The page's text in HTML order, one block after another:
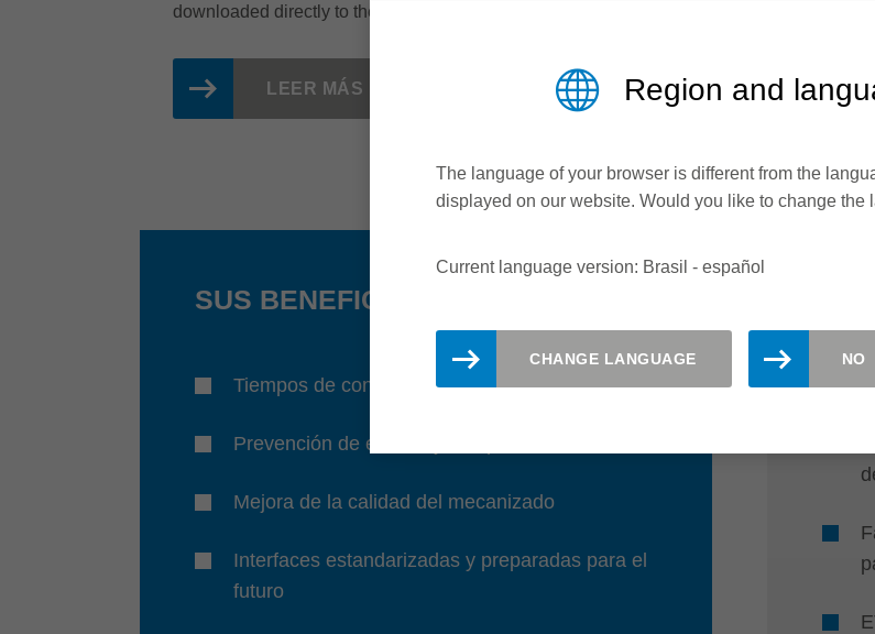
downloaded directly to the machines.
LEER MÁS
SUS BENEFICIOS
Tiempos de configuración reducidos
Prevención de errores y tiempos de inactividad
Mejora de la calidad del mecanizado
Interfaces estandarizadas y preparadas para el
futuro
Region and
The language of your browser is different from the
displayed on our website. Would you like to change the
Current language version: Brasil - español
CHANGE LANGUAGE NO